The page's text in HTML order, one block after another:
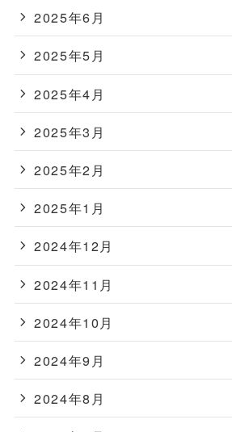
2025年6月
2025年5月
2025年4月
2025年3月
2025年2月
2025年1月
2024年12月
2024年11月
2024年10月
2024年9月
2024年8月